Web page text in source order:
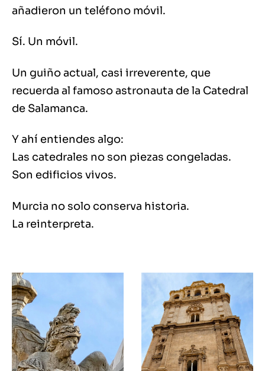
añadieron un teléfono móvil.
Sí. Un móvil.
Un guiño actual, casi irreverente, que
recuerda al famoso astronauta de la Catedral
de Salamanca.
Y ahí entiendes algo:
Las catedrales no son piezas congeladas.
Son edificios vivos.
Murcia no solo conserva historia.
La reinterpreta.